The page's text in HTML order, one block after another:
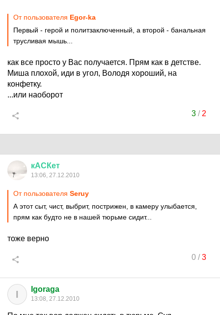
От пользователя Egor-ka
Первый - герой и политзаключенный, а второй - банальная
трусливая мышь...
как все просто у Вас получается. Прям как в детстве.
Миша плохой, иди в угол, Володя хороший, на
конфетку.
...или наоборот
3/ 2
кАСКет
13:06, 27.12.2010
От пользователя Seruy
А этот сыт, чист, выбрит, пострижен, в камеру улыбается,
прям как будто не в нашей тюрьме сидит...
тоже верно
0/3
I Igoraga
13:08, 27.12.2010